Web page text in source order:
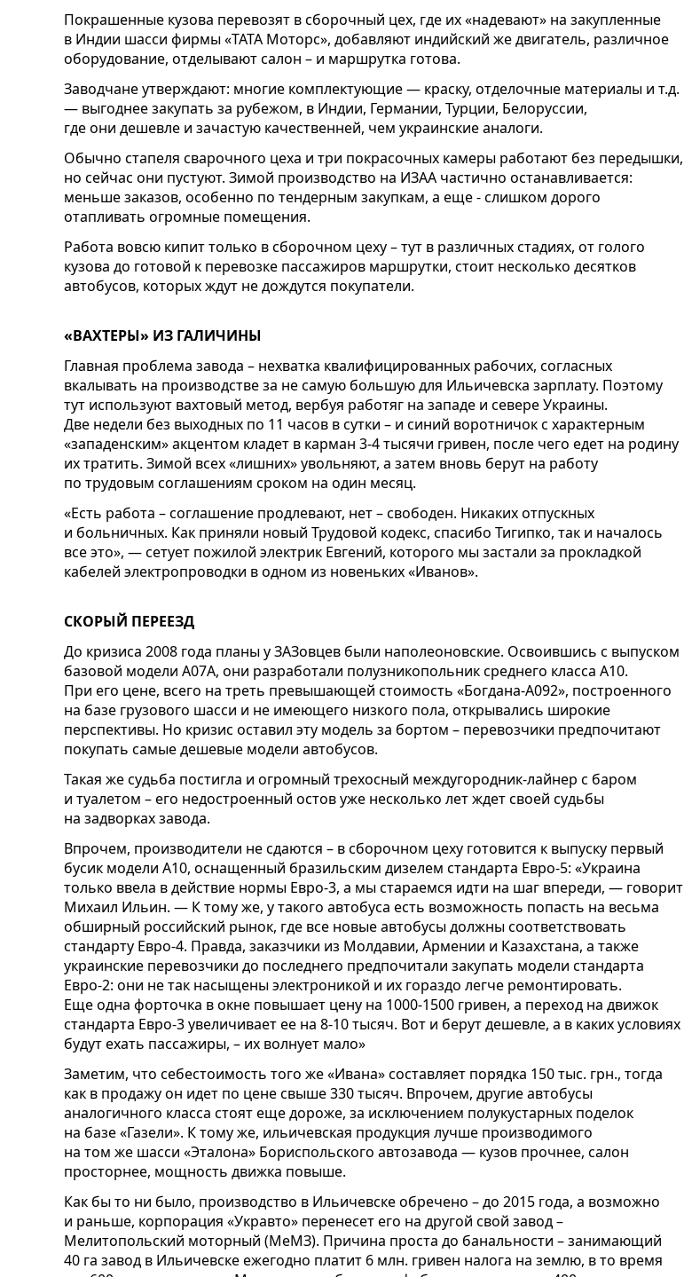
Покрашенные кузова перевозят в сборочный цех, где их «надевают» на закупленные
в Индии шасси фирмы «ТАТА Моторс», добавляют индийский же двигатель, различное
оборудование, отделывают салон – и маршрутка готова.
Заводчане утверждают: многие комплектующие — краску, отделочные материалы и т.д.
— выгоднее закупать за рубежом, в Индии, Германии, Турции, Белоруссии,
где они дешевле и зачастую качественней, чем украинские аналоги.
Обычно стапеля сварочного цеха и три покрасочных камеры работают без передышки,
но сейчас они пустуют. Зимой производство на ИЗАА частично останавливается:
меньше заказов, особенно по тендерным закупкам, а еще - слишком дорого
отапливать огромные помещения.
Работа вовсю кипит только в сборочном цеху – тут в различных стадиях, от голого
кузова до готовой к перевозке пассажиров маршрутки, стоит несколько десятков
автобусов, которых ждут не дождутся покупатели.
«ВАХТЕРЫ» ИЗ ГАЛИЧИНЫ
Главная проблема завода – нехватка квалифицированных рабочих, согласных
вкалывать на производстве за не самую большую для Ильичевска зарплату. Поэтому
тут используют вахтовый метод, вербуя работяг на западе и севере Украины.
Две недели без выходных по 11 часов в сутки – и синий воротничок с характерным
«западенским» акцентом кладет в карман 3-4 тысячи гривен, после чего едет на родину
их тратить. Зимой всех «лишних» увольняют, а затем вновь берут на работу
по трудовым соглашениям сроком на один месяц.
«Есть работа – соглашение продлевают, нет – свободен. Никаких отпускных
и больничных. Как приняли новый Трудовой кодекс, спасибо Тигипко, так и началось
все это», — сетует пожилой электрик Евгений, которого мы застали за прокладкой
кабелей электропроводки в одном из новеньких «Иванов».
СКОРЫЙ ПЕРЕЕЗД
До кризиса 2008 года планы у ЗАЗовцев были наполеоновские. Освоившись с выпуском
базовой модели А07А, они разработали полузникопольник среднего класса А10.
При его цене, всего на треть превышающей стоимость «Богдана-А092», построенного
на базе грузового шасси и не имеющего низкого пола, открывались широкие
перспективы. Но кризис оставил эту модель за бортом – перевозчики предпочитают
покупать самые дешевые модели автобусов.
Такая же судьба постигла и огромный трехосный междугородник-лайнер с баром
и туалетом – его недостроенный остов уже несколько лет ждет своей судьбы
на задворках завода.
Впрочем, производители не сдаются – в сборочном цеху готовится к выпуску первый
бусик модели А10, оснащенный бразильским дизелем стандарта Евро-5: «Украина
только ввела в действие нормы Евро-3, а мы стараемся идти на шаг впереди, — говорит
Михаил Ильин. — К тому же, у такого автобуса есть возможность попасть на весьма
обширный российский рынок, где все новые автобусы должны соответствовать
стандарту Евро-4. Правда, заказчики из Молдавии, Армении и Казахстана, а также
украинские перевозчики до последнего предпочитали закупать модели стандарта
Евро-2: они не так насыщены электроникой и их гораздо легче ремонтировать.
Еще одна форточка в окне повышает цену на 1000-1500 гривен, а переход на движок
стандарта Евро-3 увеличивает ее на 8-10 тысяч. Вот и берут дешевле, а в каких условиях
будут ехать пассажиры, – их волнует мало»
Заметим, что себестоимость того же «Ивана» составляет порядка 150 тыс. грн., тогда
как в продажу он идет по цене свыше 330 тысяч. Впрочем, другие автобусы
аналогичного класса стоят еще дороже, за исключением полукустарных поделок
на базе «Газели». К тому же, ильичевская продукция лучше производимого
на том же шасси «Эталона» Бориспольского автозавода — кузов прочнее, салон
просторнее, мощность движка повыше.
Как бы то ни было, производство в Ильичевске обречено – до 2015 года, а возможно
и раньше, корпорация «Укравто» перенесет его на другой свой завод –
Мелитопольский моторный (МеМЗ). Причина проста до банальности – занимающий
40 га завод в Ильичевске ежегодно платит 6 млн. гривен налога на землю, в то время